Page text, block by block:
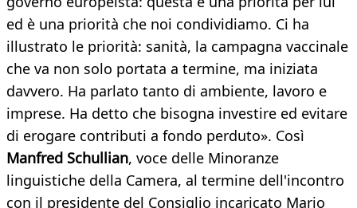
ed è una priorità che noi condividiamo. Ci ha
illustrato le priorità: sanità, la campagna vaccinale
che va non solo portata a termine, ma iniziata
davvero. Ha parlato tanto di ambiente, lavoro e
imprese. Ha detto che bisogna investire ed evitare
di erogare contributi a fondo perduto». Così
Manfred Schullian, voce delle Minoranze
linguistiche della Camera, al termine dell'incontro
con il presidente del Consiglio incaricato Mario